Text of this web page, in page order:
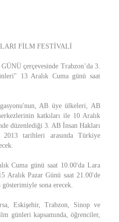
FİLM FESTİVALİ
çerçevesinde Trabzon’da 3.
13 Aralık Cuma günü saat
AB üye ülkeleri, AB
katkıları ile 10 Aralık
düzenlediği 3. AB İnsan Hakları
tarihleri arasında Türkiye
Cuma günü saat 10.00'da Lara
Aralık Pazar Günü saat 21.00'de
sona erecek.
Eskişehir, Trabzon, Sinop ve
günleri kapsamında, öğrenciler,